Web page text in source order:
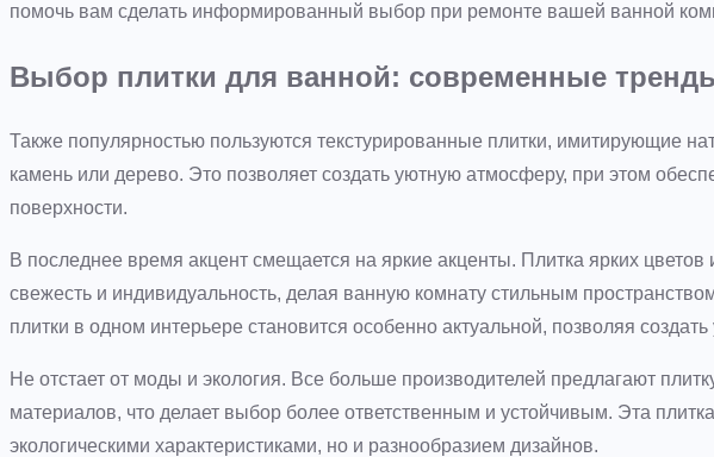
помочь вам сделать информированный выбор при ремонте вашей ванной
Выбор плитки для ванной: современные
Также популярностью пользуются текстурированные плитки, имитирующие
камень или дерево. Это позволяет создать уютную атмосферу, при этом
поверхности.
В последнее время акцент смещается на яркие акценты. Плитка ярких
свежесть и индивидуальность, делая ванную комнату стильным
плитки в одном интерьере становится особенно актуальной, позволяя
Не отстает от моды и экология. Все больше производителей предлагают
материалов, что делает выбор более ответственным и устойчивым. Эта
экологическими характеристиками, но и разнообразием дизайнов.